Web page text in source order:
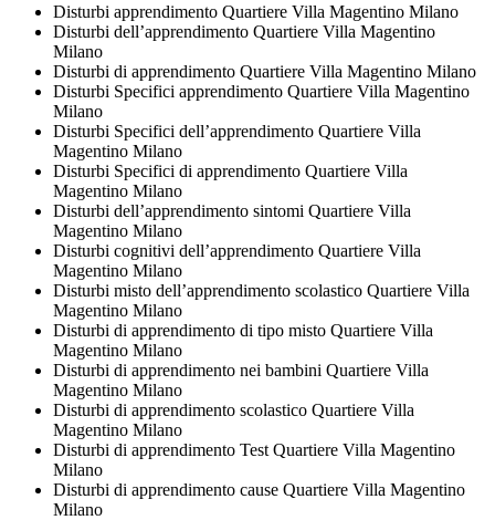
Disturbi apprendimento Quartiere Villa Magentino Milano
Disturbi dell’apprendimento Quartiere Villa Magentino
Milano
Disturbi di apprendimento Quartiere Villa Magentino Milano
Disturbi Specifici apprendimento Quartiere Villa Magentino
Milano
Disturbi Specifici dell’apprendimento Quartiere Villa
Magentino Milano
Disturbi Specifici di apprendimento Quartiere Villa
Magentino Milano
Disturbi dell’apprendimento sintomi Quartiere Villa
Magentino Milano
Disturbi cognitivi dell’apprendimento Quartiere Villa
Magentino Milano
Disturbi misto dell’apprendimento scolastico Quartiere Villa
Magentino Milano
Disturbi di apprendimento di tipo misto Quartiere Villa
Magentino Milano
Disturbi di apprendimento nei bambini Quartiere Villa
Magentino Milano
Disturbi di apprendimento scolastico Quartiere Villa
Magentino Milano
Disturbi di apprendimento Test Quartiere Villa Magentino
Milano
Disturbi di apprendimento cause Quartiere Villa Magentino
Milano